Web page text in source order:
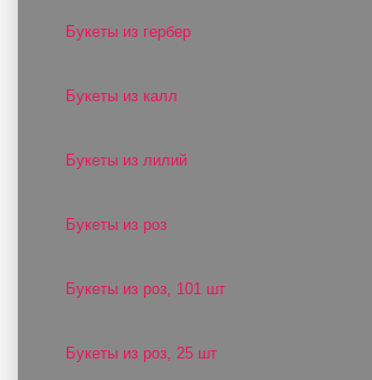
Букеты из гербер
Букеты из калл
Букеты из лилий
Букеты из роз
Букеты из роз, 101 шт
Букеты из роз, 25 шт